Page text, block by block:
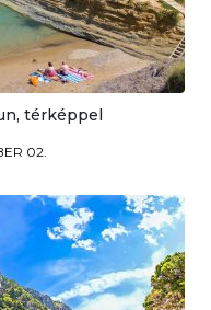
térképpel
02.